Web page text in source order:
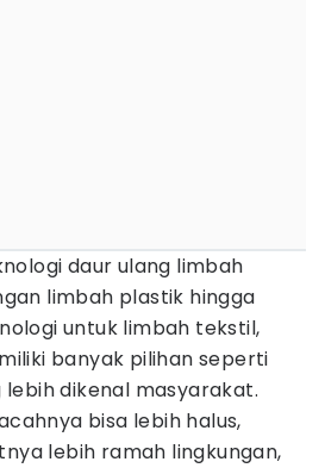
daur ulang limbah
limbah plastik hingga
untuk limbah tekstil,
banyak pilihan seperti
dikenal masyarakat.
bisa lebih halus,
lebih ramah lingkungan,